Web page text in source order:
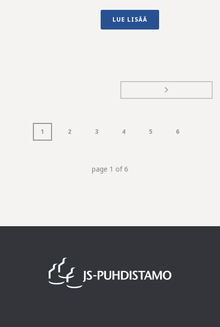
LUE LISÄÄ
1 2 3 4 5 6
page 1 of6